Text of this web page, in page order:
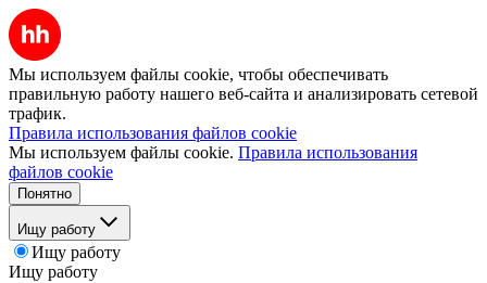
Мы используем файлы cookie, чтобы обеспечивать
правильную работу нашего веб-сайта и анализировать сетевой
трафик.
Правила использования файлов cookie
Мы используем файлы cookie. Правила использования
файлов cookie
Понятно
Ищу работу
Ищу работу
Ищу работу